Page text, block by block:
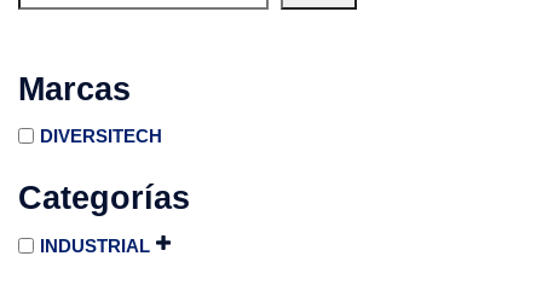
Marcas
DIVERSITECH
Categorías
INDUSTRIAL